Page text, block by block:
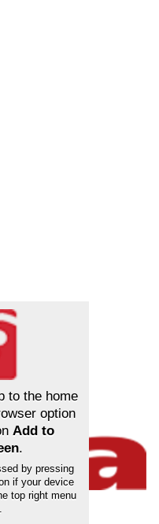
yhteiskunnasta
to the home
option
Add to
.
by pressing
if your device
top right menu
.